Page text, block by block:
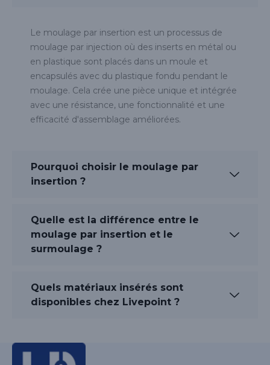
Le moulage par insertion est un processus de
moulage par injection où des inserts en métal ou
en plastique sont placés dans un moule et
encapsulés avec du plastique fondu pendant le
moulage. Cela crée une pièce unique et intégrée
avec une résistance, une fonctionnalité et une
efficacité d'assemblage améliorées.
Pourquoi choisir le moulage par
insertion ?
Quelle est la différence entre le
moulage par insertion et le
surmoulage ?
Quels matériaux insérés sont
disponibles chez Livepoint ?